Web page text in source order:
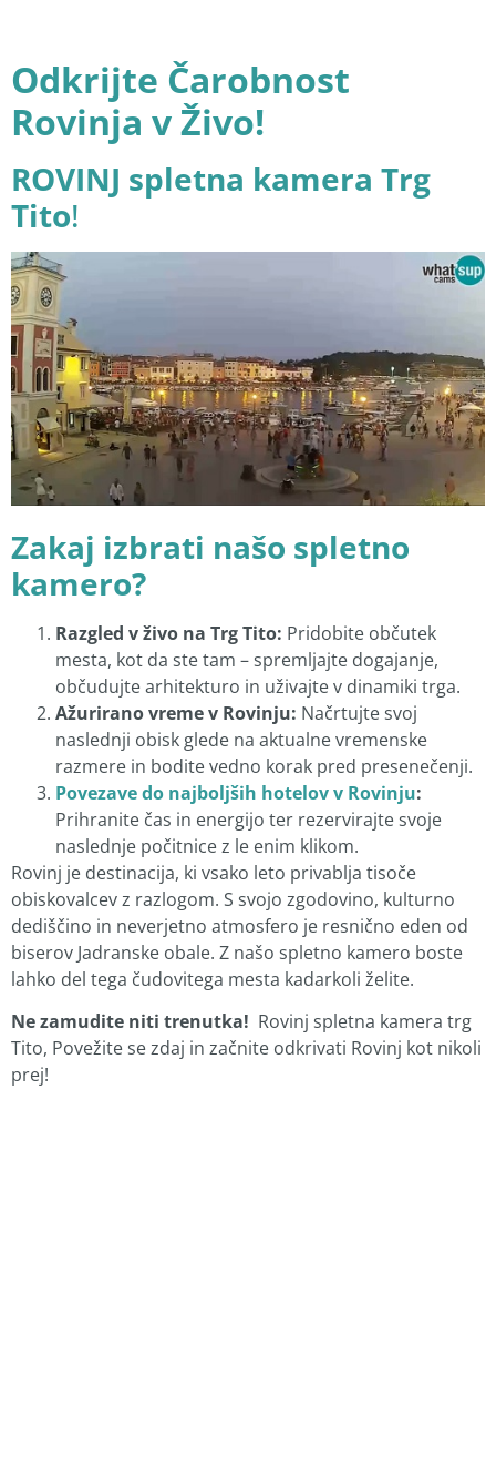
Odkrijte Čarobnost
Rovinja v Živo!
ROVINJ spletna kamera Trg
Tito!
Zakaj izbrati našo spletno
kamero?
Razgled v živo na Trg Tito: Pridobite občutek
mesta, kot da ste tam – spremljajte dogajanje,
občudujte arhitekturo in uživajte v dinamiki trga.
Ažurirano vreme v Rovinju: Načrtujte svoj
naslednji obisk glede na aktualne vremenske
razmere in bodite vedno korak pred presenečenji.
Povezave do najboljših hotelov v Rovinju:
Prihranite čas in energijo ter rezervirajte svoje
naslednje počitnice z le enim klikom.
Rovinj je destinacija, ki vsako leto privablja tisoče
obiskovalcev z razlogom. S svojo zgodovino, kulturno
dediščino in neverjetno atmosfero je resnično eden od
biserov Jadranske obale. Z našo spletno kamero boste
lahko del tega čudovitega mesta kadarkoli želite.
Ne zamudite niti trenutka! Rovinj spletna kamera trg
Tito, Povežite se zdaj in začnite odkrivati Rovinj kot nikoli
prej!